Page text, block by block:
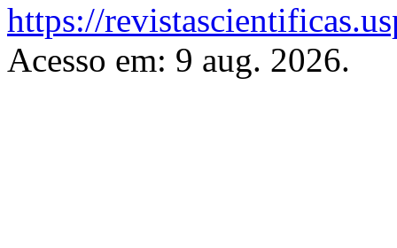
https://
Acesso em: 9 aug. 2026.